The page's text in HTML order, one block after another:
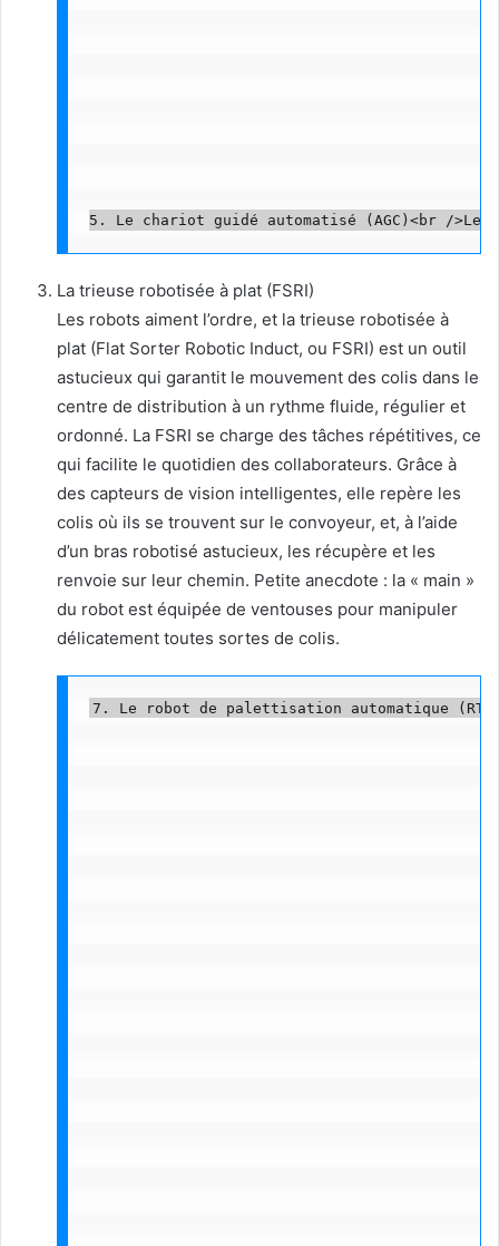
La trieuse robotisée à plat (FSRI)
Les robots aiment l’ordre, et la trieuse robotisée à
plat (Flat Sorter Robotic Induct, ou FSRI) est un outil
astucieux qui garantit le mouvement des colis dans le
centre de distribution à un rythme fluide, régulier et
ordonné. La FSRI se charge des tâches répétitives, ce
qui facilite le quotidien des collaborateurs. Grâce à
des capteurs de vision intelligentes, elle repère les
colis où ils se trouvent sur le convoyeur, et, à l’aide
d’un bras robotisé astucieux, les récupère et les
renvoie sur leur chemin. Petite anecdote : la « main »
du robot est équipée de ventouses pour manipuler
délicatement toutes sortes de colis.
7. Le robot de palettisation automatique